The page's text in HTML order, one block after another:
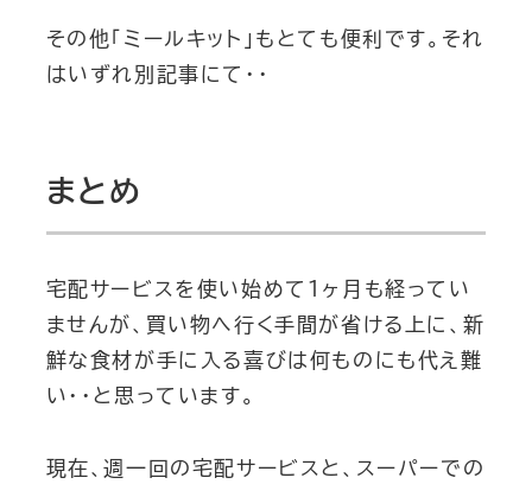
その他「ミールキット」もとても便利です。それ
はいずれ別記事にて・・
まとめ
宅配サービスを使い始めて１ヶ月も経ってい
ませんが、買い物へ行く手間が省ける上に、新
鮮な食材が手に入る喜びは何ものにも代え難
い・・と思っています。
現在、週一回の宅配サービスと、スーパーでの